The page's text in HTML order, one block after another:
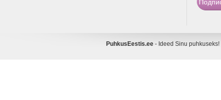
PuhkusEestis.ee- Ideed Sinu